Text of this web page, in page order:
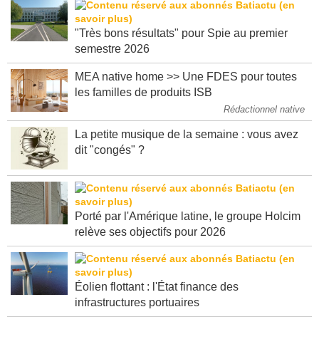
"Très bons résultats" pour Spie au premier
MEA native home >> Une FDES pour toutes
Rédactionnel native
La petite musique de la semaine : vous avez
Porté par l'Amérique latine, le groupe Holcim
Éolien flottant : l'État finance des